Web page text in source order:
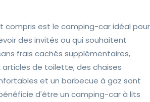
compris est le camping-car idéal pour
des invités ou qui souhaitent
frais cachés supplémentaires,
articles de toilette, des chaises
et un barbecue à gaz sont
d'être un camping-car à lits